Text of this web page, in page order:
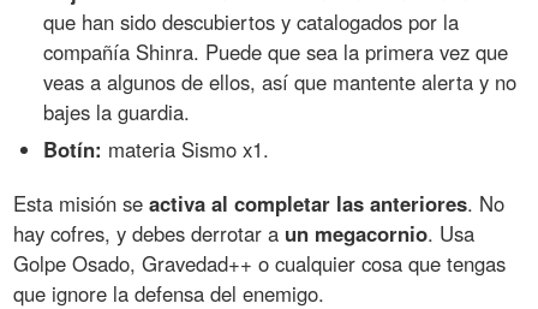
que han sido descubiertos y catalogados por la
compañía Shinra. Puede que sea la primera vez que
veas a algunos de ellos, así que mantente alerta y no
bajes la guardia.
Botín: materia Sismo x1.
Esta misión seactiva al completar las anteriores. No
hay cofres, y debes derrotar a un megacornio. Usa
Golpe Osado, Gravedad++ o cualquier cosa que tengas
que ignore la defensa del enemigo.